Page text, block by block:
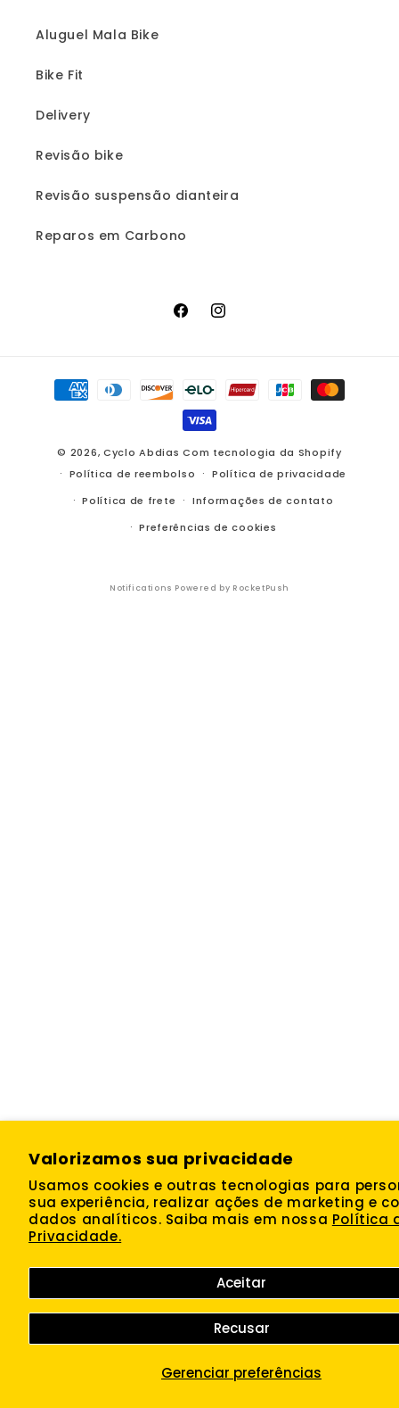
Valorizamos sua privacidade
Usamos cookies e outras tecnologias para
sua experiência, realizar ações de marketing e
dados analíticos. Saiba mais em nossa Política
Privacidade.
Gerenciar preferências
Aceitar
Recusar
Aluguel Mala Bike
Bike Fit
Delivery
Revisão bike
Revisão suspensão dianteira
Reparos em Carbono
FacebookInstagram
Formas
© 2026, Cyclo Abdias Com tecnologia da Shopify
Política de reembolso
Política de privacidade
Política de frete
Informações de contato
Preferências de cookies
Notifications Powered by RocketPush